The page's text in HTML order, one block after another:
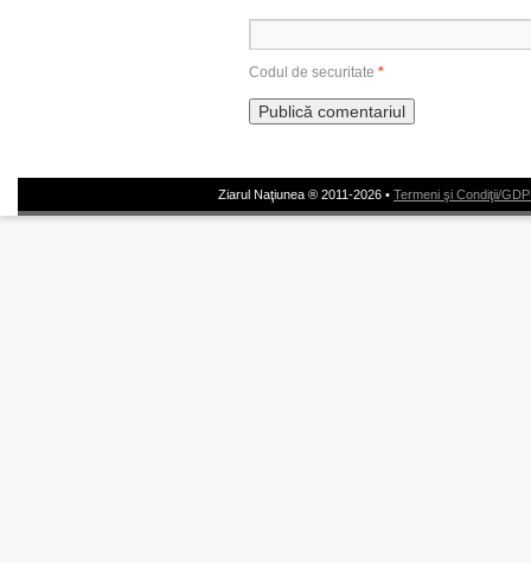
Codul de securitate *
Ziarul Naţiunea ® 2011-2026 • Termeni şi Condiţii/